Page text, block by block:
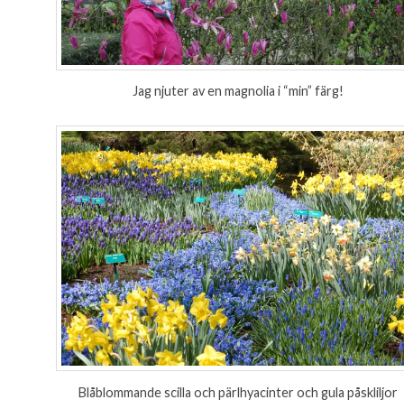
Jag njuter av en magnolia i “min” färg!
Blåblommande scilla och pärlhyacinter och gula påskliljor